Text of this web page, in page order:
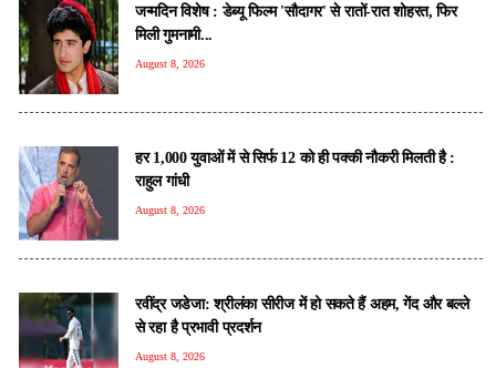
जन्मदिन विशेष : डेब्यू फिल्म 'सौदागर' से रातों-रात शोहरत, फिर
मिली गुमनामी...
August 8, 2026
हर 1,000 युवाओं में से सिर्फ 12 को ही पक्की नौकरी मिलती है :
राहुल गांधी
August 8, 2026
रवींद्र जडेजा: श्रीलंका सीरीज में हो सकते हैं अहम, गेंद और बल्ले
से रहा है प्रभावी प्रदर्शन
August 8, 2026